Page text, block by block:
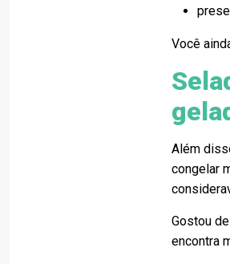
Você
Além
congelar
Gostou
encontra